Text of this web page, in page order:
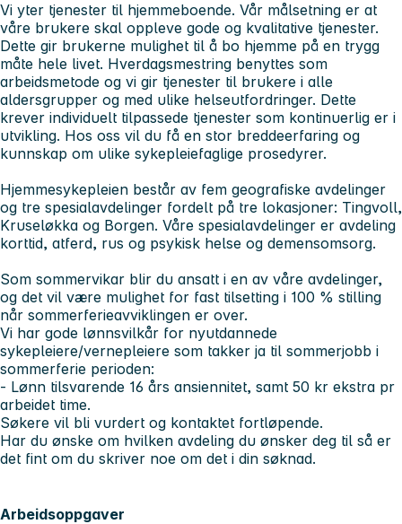
Vi yter tjenester til hjemmeboende. Vår målsetning er at
våre brukere skal oppleve gode og kvalitative tjenester.
Dette gir brukerne mulighet til å bo hjemme på en trygg
måte hele livet. Hverdagsmestring benyttes som
arbeidsmetode og vi gir tjenester til brukere i alle
aldersgrupper og med ulike helseutfordringer. Dette
krever individuelt tilpassede tjenester som kontinuerlig er i
utvikling. Hos oss vil du få en stor breddeerfaring og
kunnskap om ulike sykepleiefaglige prosedyrer.
Hjemmesykepleien består av fem geografiske avdelinger
og tre spesialavdelinger fordelt på tre lokasjoner: Tingvoll,
Kruseløkka og Borgen. Våre spesialavdelinger er avdeling
korttid, atferd, rus og psykisk helse og demensomsorg.
Som sommervikar blir du ansatt i en av våre avdelinger,
og det vil være mulighet for fast tilsetting i 100 % stilling
når sommerferieavviklingen er over.
Vi har gode lønnsvilkår for nyutdannede
sykepleiere/vernepleiere som takker ja til sommerjobb i
sommerferie perioden:
- Lønn tilsvarende 16 års ansiennitet, samt 50 kr ekstra pr
arbeidet time.
Søkere vil bli vurdert og kontaktet fortløpende.
Har du ønske om hvilken avdeling du ønsker deg til så er
det fint om du skriver noe om det i din søknad.
Arbeidsoppgaver